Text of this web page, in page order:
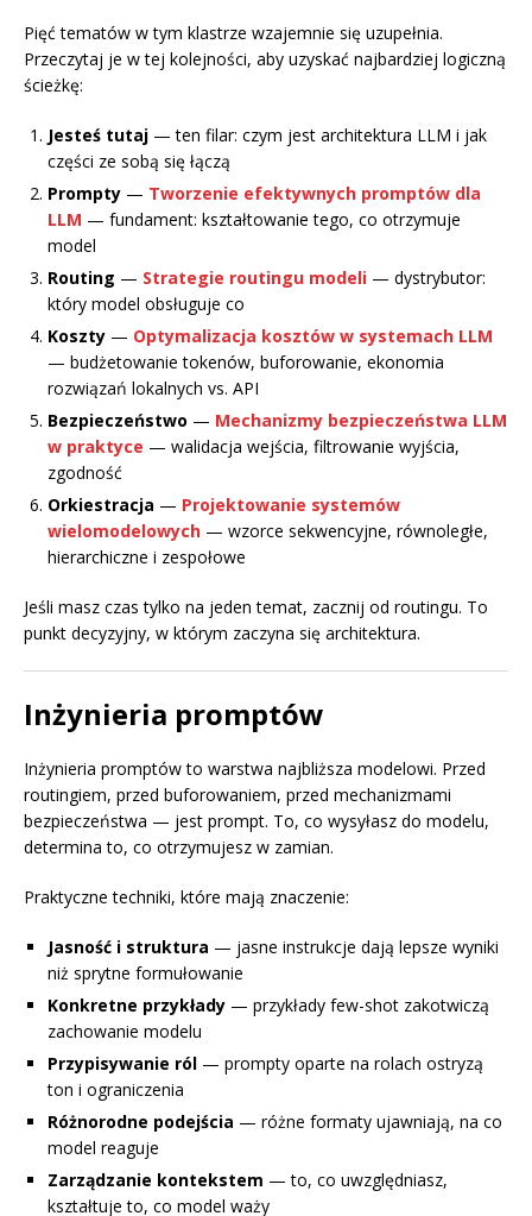
Pięć tematów w tym klastrze wzajemnie się uzupełnia.
Przeczytaj je w tej kolejności, aby uzyskać najbardziej logiczną
ścieżkę:
Jesteś tutaj — ten filar: czym jest architektura LLM i jak
części ze sobą się łączą
Prompty — Tworzenie efektywnych promptów dla
LLM — fundament: kształtowanie tego, co otrzymuje
model
Routing — Strategie routingu modeli — dystrybutor:
który model obsługuje co
Koszty — Optymalizacja kosztów w systemach LLM
— budżetowanie tokenów, buforowanie, ekonomia
rozwiązań lokalnych vs. API
Bezpieczeństwo — Mechanizmy bezpieczeństwa LLM
w praktyce — walidacja wejścia, filtrowanie wyjścia,
zgodność
Orkiestracja — Projektowanie systemów
wielomodelowych — wzorce sekwencyjne, równoległe,
hierarchiczne i zespołowe
Jeśli masz czas tylko na jeden temat, zacznij od routingu. To
punkt decyzyjny, w którym zaczyna się architektura.
Inżynieria promptów
Inżynieria promptów to warstwa najbliższa modelowi. Przed
routingiem, przed buforowaniem, przed mechanizmami
bezpieczeństwa — jest prompt. To, co wysyłasz do modelu,
determina to, co otrzymujesz w zamian.
Praktyczne techniki, które mają znaczenie:
Jasność i struktura — jasne instrukcje dają lepsze wyniki
niż sprytne formułowanie
Konkretne przykłady — przykłady few-shot zakotwiczą
zachowanie modelu
Przypisywanie ról — prompty oparte na rolach ostryzą
ton i ograniczenia
Różnorodne podejścia — różne formaty ujawniają, na co
model reaguje
Zarządzanie kontekstem — to, co uwzględniasz,
kształtuje to, co model waży